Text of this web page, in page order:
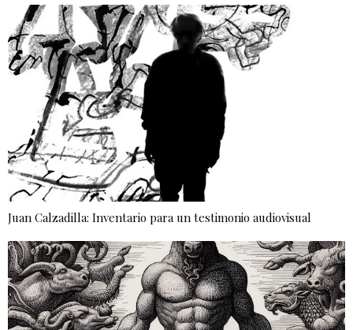
Juan Calzadilla: Inventario para un testimonio audiovisual